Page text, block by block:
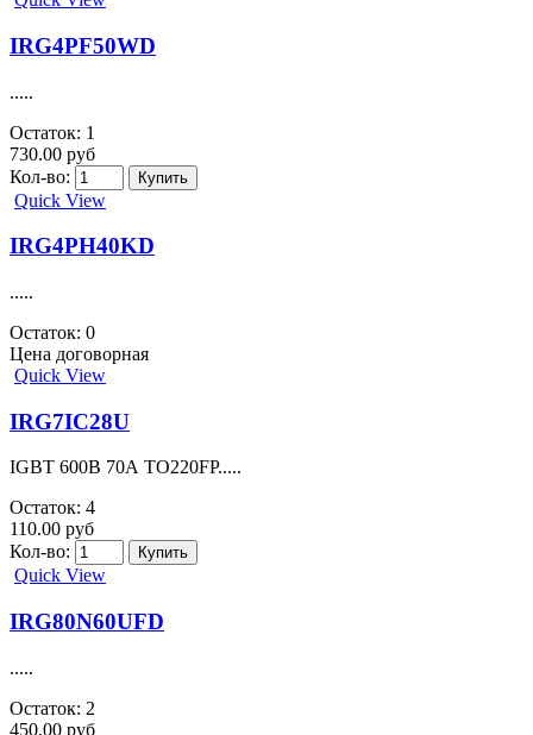
IRG4IBC30W
.....
Остаток: 0
Цена договорная
Quick View
IRG4PC50U
.....
322.00 руб
Кол-во:
Quick View
IRG4PC50UD
.....
Остаток: 2
330.00 руб
Кол-во:
Quick View
IRG4PF50WD
Остаток: 1
730.00 руб
Кол-во: